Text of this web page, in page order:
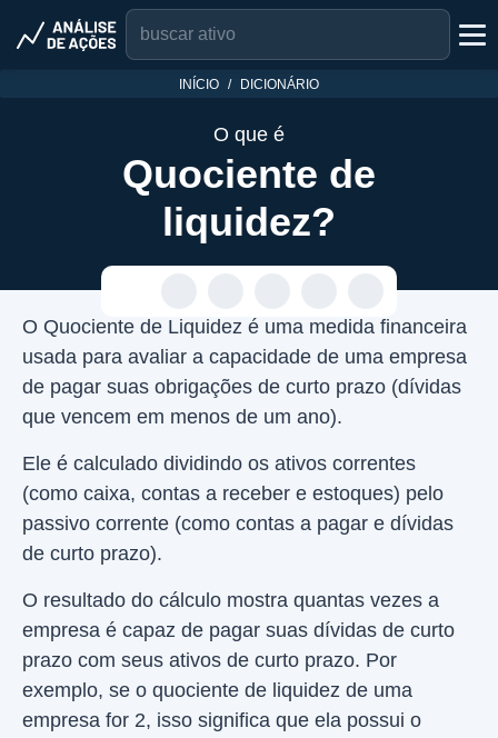
INÍCIO DICIONÁRIO
O que é
Quociente de
liquidez?
O Quociente de Liquidez é uma medida financeira
usada para avaliar a capacidade de uma empresa
de pagar suas obrigações de curto prazo (dívidas
que vencem em menos de um ano).
Ele é calculado dividindo os ativos correntes
(como caixa, contas a receber e estoques) pelo
passivo corrente (como contas a pagar e dívidas
de curto prazo).
O resultado do cálculo mostra quantas vezes a
empresa é capaz de pagar suas dívidas de curto
prazo com seus ativos de curto prazo. Por
exemplo, se o quociente de liquidez de uma
empresa for 2, isso significa que ela possui o